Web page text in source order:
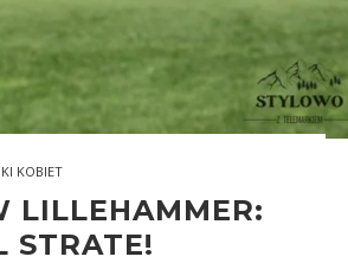
KOBIET
LILLEHAMMER:
STRATE!